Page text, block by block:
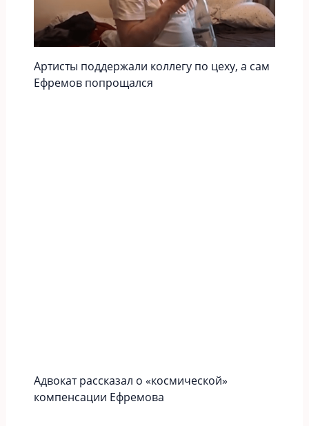
Артисты поддержали коллегу по цеху, а сам
Ефремов попрощался
Адвокат рассказал о «космической»
компенсации Ефремова